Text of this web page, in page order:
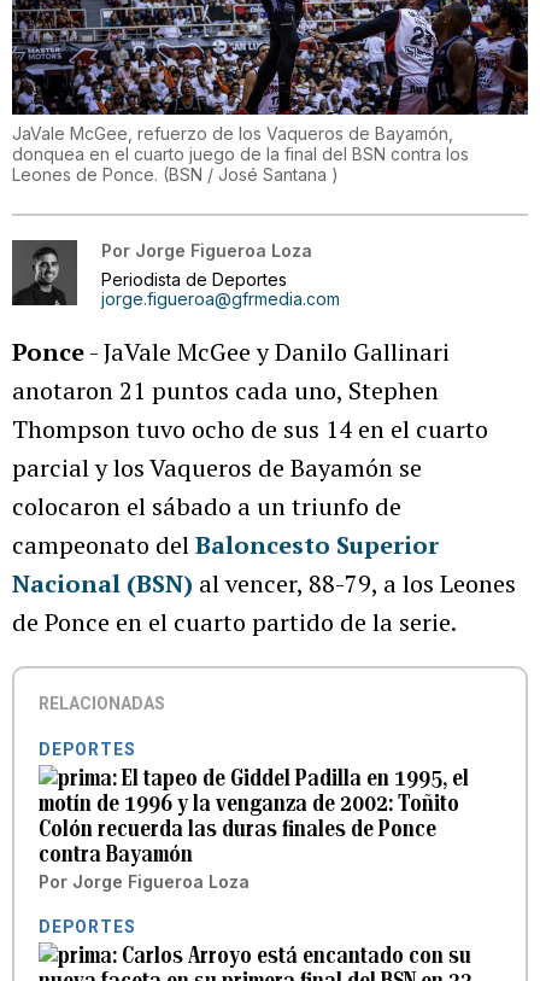
JaVale McGee, refuerzo de los Vaqueros de Bayamón,
donquea en el cuarto juego de la final del BSN contra los
Leones de Ponce. (BSN / José Santana )
Por Jorge Figueroa Loza
Periodista de Deportes
jorge.figueroa@gfrmedia.com
Ponce- JaVale McGee y Danilo Gallinari
anotaron 21 puntos cada uno, Stephen
Thompson tuvo ocho de sus 14 en el cuarto
parcial y los Vaqueros de Bayamón se
colocaron el sábado a un triunfo de
campeonato delBaloncesto Superior
Nacional (BSN) al vencer, 88-79, a los Leones
de Ponce en el cuarto partido de la serie.
RELACIONADAS
DEPORTES
El tapeo de Giddel Padilla en 1995, el
motín de 1996 y la venganza de 2002: Toñito
Colón recuerda las duras finales de Ponce
contra Bayamón
Por Jorge Figueroa Loza
DEPORTES
Carlos Arroyo está encantado con su